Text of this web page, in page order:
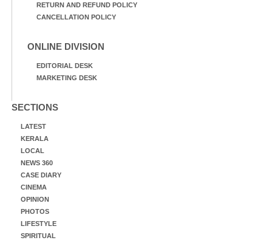
RETURN AND REFUND POLICY
CANCELLATION POLICY
ONLINE DIVISION
EDITORIAL DESK
MARKETING DESK
SECTIONS
LATEST
KERALA
LOCAL
NEWS 360
CASE DIARY
CINEMA
OPINION
PHOTOS
LIFESTYLE
SPIRITUAL